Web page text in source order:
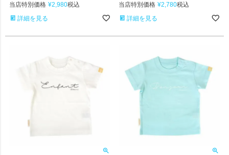
当店特別価格 ¥2,980税込
詳細を見る
当店特別価格 ¥2,780税込
詳細を見る